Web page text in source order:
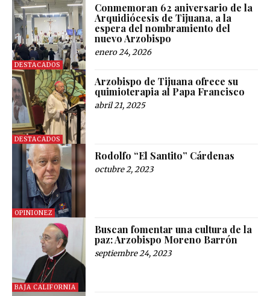
DESTACADOS
Conmemoran 62 aniversario de la
Arquidiócesis de Tijuana, a la
espera del nombramiento del
nuevo Arzobispo
enero 24, 2026
DESTACADOS
Arzobispo de Tijuana ofrece su
quimioterapia al Papa Francisco
abril 21, 2025
OPINIONEZ
Rodolfo “El Santito” Cárdenas
octubre 2, 2023
BAJA CALIFORNIA
Buscan fomentar una cultura de la
paz: Arzobispo Moreno Barrón
septiembre 24, 2023